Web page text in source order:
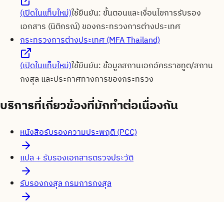
(เปิดในแท็บใหม่)ใช้ยืนยัน: ขั้นตอนและเงื่อนไขการรับรอง
เอกสาร (นิติกรณ์) ของกระทรวงการต่างประเทศ
กระทรวงการต่างประเทศ (MFA Thailand)
(เปิดในแท็บใหม่)ใช้ยืนยัน: ข้อมูลสถานเอกอัครราชทูต/สถาน
กงสุล และประกาศทางการของกระทรวง
บริการที่เกี่ยวข้องที่มักทำต่อเนื่องกัน
หนังสือรับรองความประพฤติ (PCC)
แปล + รับรองเอกสารตรวจประวัติ
รับรองกงสุล กรมการกงสุล